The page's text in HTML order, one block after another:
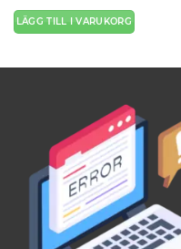
LÄGG TILL I VARUKORG